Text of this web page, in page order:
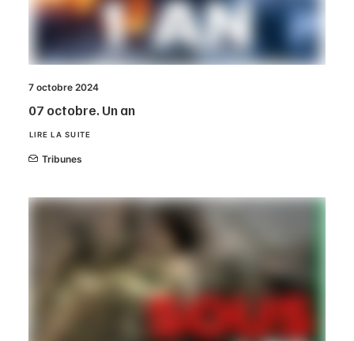
7 octobre 2024
07 octobre. Un an
LIRE LA SUITE
Tribunes